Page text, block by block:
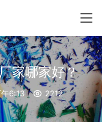
家哪家好？
6:13 2212